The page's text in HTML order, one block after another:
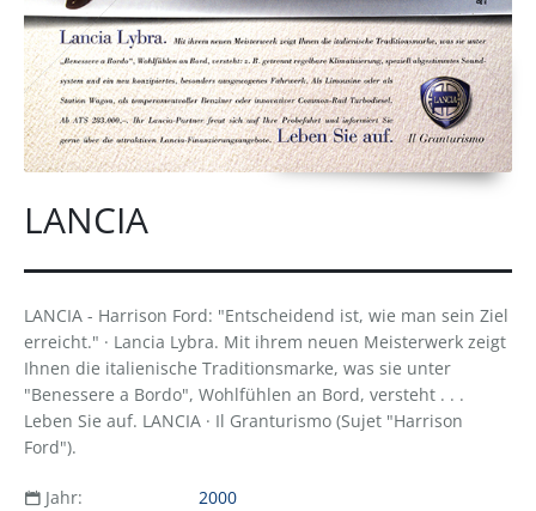
LANCIA
LANCIA - Harrison Ford: "Entscheidend ist, wie man sein Ziel
erreicht." · Lancia Lybra. Mit ihrem neuen Meisterwerk zeigt
Ihnen die italienische Traditionsmarke, was sie unter
"Benessere a Bordo", Wohlfühlen an Bord, versteht . . .
Leben Sie auf. LANCIA · Il Granturismo (Sujet "Harrison
Ford").
Jahr:
2000